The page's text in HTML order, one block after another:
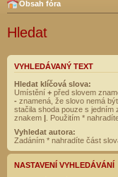
Obsah fóra
Hledat
VYHLEDÁVANÝ TEXT
Hledat klíčová slova:
Umístění + před slovem
- znamená, že slovo nemá
stačila shoda pouze s jedním
znakem | . Použitím *
Vyhledat autora:
Zadáním * nahradíte část
NASTAVENÍ VYHLEDÁVÁNÍ